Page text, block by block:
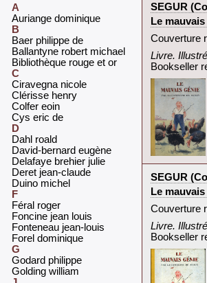
A
‎Auriange dominique‎
B
‎Baer philippe de‎
‎Ballantyne robert michael‎
‎Bibliothèque rouge et or‎
C
‎Ciravegna nicole‎
‎Clérisse henry‎
‎Colfer eoin‎
‎Cys eric de‎
D
‎Dahl roald‎
‎David-bernard eugène‎
‎Delafaye brehier julie‎
‎Deret jean-claude‎
‎Duino michel‎
F
‎Féral roger‎
‎Foncine jean louis‎
‎Fonteneau jean-louis‎
‎Forel dominique ‎
G
‎Godard philippe‎
‎Golding william‎
‎SEGUR
‎Le
‎Couverture
‎Livre.
Bookseller
‎SEGUR
‎Le
‎Couverture
‎Livre.
Bookseller